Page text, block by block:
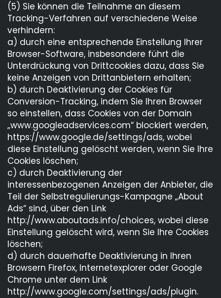
(5) Sie können die Teilnahme an diesem
Tracking-Verfahren auf verschiedene Weise
verhindern:
a) durch eine entsprechende Einstellung Ihrer
Browser-Software, insbesondere führt die
Unterdrückung von Drittcookies dazu, dass Sie
keine Anzeigen von Drittanbietern erhalten;
b) durch Deaktivierung der Cookies für
Conversion-Tracking, indem Sie Ihren Browser
so einstellen, dass Cookies von der Domain
„www.googleadservices.com“ blockiert werden,
https://www.google.de/settings/ads, wobei
diese Einstellung gelöscht werden, wenn Sie Ihre
Cookies löschen;
c) durch Deaktivierung der
interessenbezogenen Anzeigen der Anbieter, die
Teil der Selbstregulierungs-Kampagne „About
Ads“ sind, über den Link
http://www.aboutads.info/choices, wobei diese
Einstellung gelöscht wird, wenn Sie Ihre Cookies
löschen;
d) durch dauerhafte Deaktivierung in Ihren
Browsern Firefox, Internetexplorer oder Google
Chrome unter dem Link
http://www.google.com/settings/ads/plugin.